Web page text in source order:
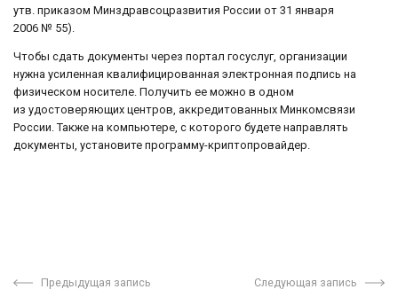
утв. приказом Минздравсоцразвития России от 31 января
2006 № 55).
Чтобы сдать документы через портал госуслуг, организации
нужна усиленная квалифицированная электронная подпись на
физическом носителе. Получить ее можно в одном
из удостоверяющих центров, аккредитованных Минкомсвязи
России. Также на компьютере, с которого будете направлять
документы, установите программу-криптопровайдер.
Предыдущая запись Следующая запись